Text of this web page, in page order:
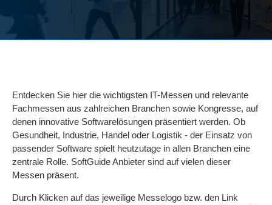
Entdecken Sie hier die wichtigsten IT-Messen und relevante
Fachmessen aus zahlreichen Branchen sowie Kongresse, auf
denen innovative Softwarelösungen präsentiert werden. Ob
Gesundheit, Industrie, Handel oder Logistik - der Einsatz von
passender Software spielt heutzutage in allen Branchen eine
zentrale Rolle. SoftGuide Anbieter sind auf vielen dieser
Messen präsent.
Durch Klicken auf das jeweilige Messelogo bzw. den Link